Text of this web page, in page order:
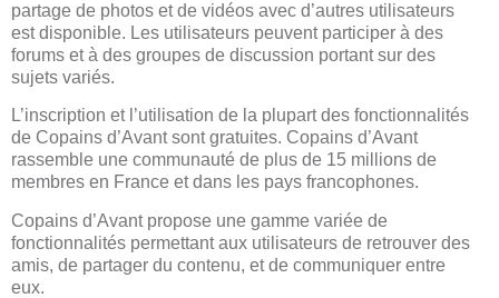
partage de photos et de vidéos avec d’autres utilisateurs
est disponible. Les utilisateurs peuvent participer à des
forums et à des groupes de discussion portant sur des
sujets variés.
L’inscription et l’utilisation de la plupart des fonctionnalités
de Copains d’Avant sont gratuites. Copains d’Avant
rassemble une communauté de plus de 15 millions de
membres en France et dans les pays francophones.
Copains d’Avant propose une gamme variée de
fonctionnalités permettant aux utilisateurs de retrouver des
amis, de partager du contenu, et de communiquer entre
eux.